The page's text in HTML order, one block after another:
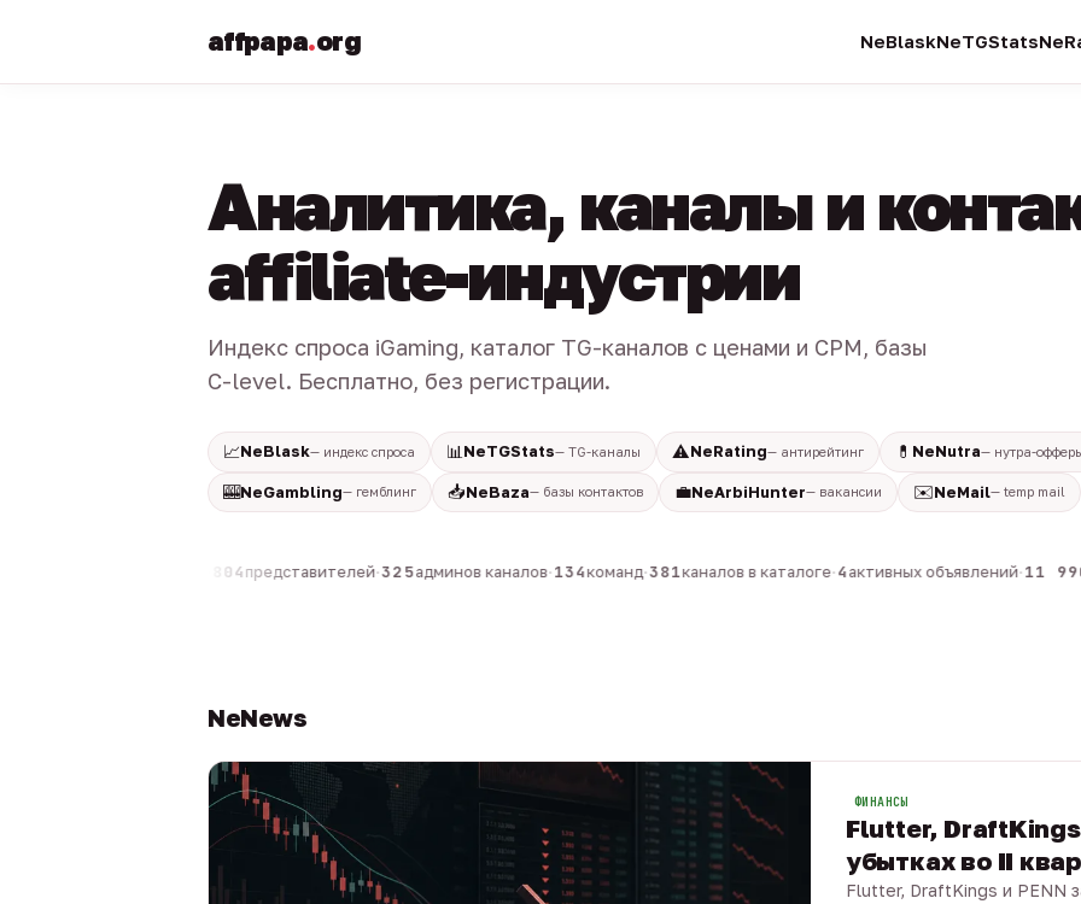
affpapa.org NeBlaskNeTGStats
Аналитика, каналы и
affiliate-индустрии
Индекс спроса iGaming, каталог TG-каналов с ценами и CPM, базы
C-level. Бесплатно, без регистрации.
📈NeBlask— индекс спроса 📊 NeTGStats— TG-каналы ⚠️NeRating— антирейтинг 💊 NeNutra— нутра-
🎰NeGambling— гемблинг 📥NeBaza— базы контактов 💼NeArbiHunter— вакансии ✉️NeMail— temp mail
804представителей·325админов каналов·134команд·381каналов в каталоге·4активных объявлений·11 990
NeNews
ФИНАНСЫ
Flutter, DraftKings
убытках во II
Flutter, DraftKings и PENN